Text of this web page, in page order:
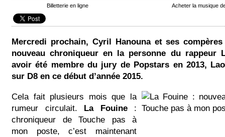
Billetterie en ligne Acheter la musique
Mercredi prochain, Cyril Hanouna et ses
nouveau chroniqueur en la personne du rappeur
avoir été membre du jury de Popstars en 2013,
sur D8 en ce début d’année 2015.
Cela fait plusieurs mois que la
rumeur circulait. La Fouine:
chroniqueur de Touche pas à
mon poste, c’est maintenant